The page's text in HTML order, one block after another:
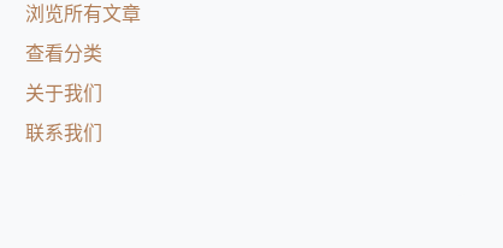
浏览所有文章
查看分类
关于我们
联系我们